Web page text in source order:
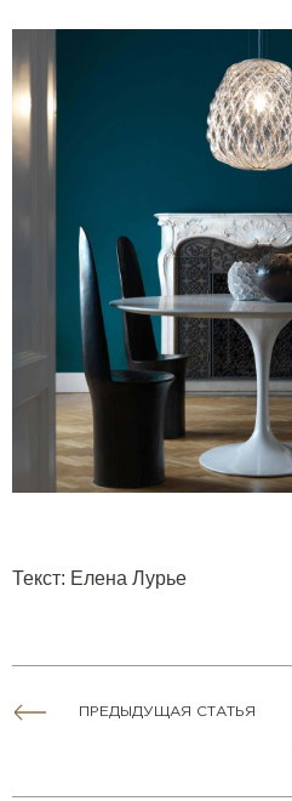
Текст: Елена Лурье
ПРЕДЫДУЩАЯ СТАТЬЯ